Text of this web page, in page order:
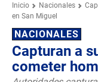
Inicio Nacionales
en San Miguel
NACIONALES
Capturan a
cometer